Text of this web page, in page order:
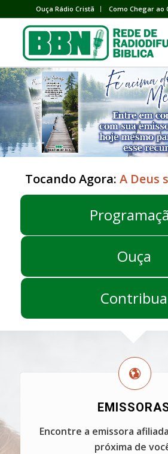
Ouça Rádio Cristã Como Chegar ao
Tocando Agora: A Deus
Ouça
Contribua
Encontre a emissora
próxima de